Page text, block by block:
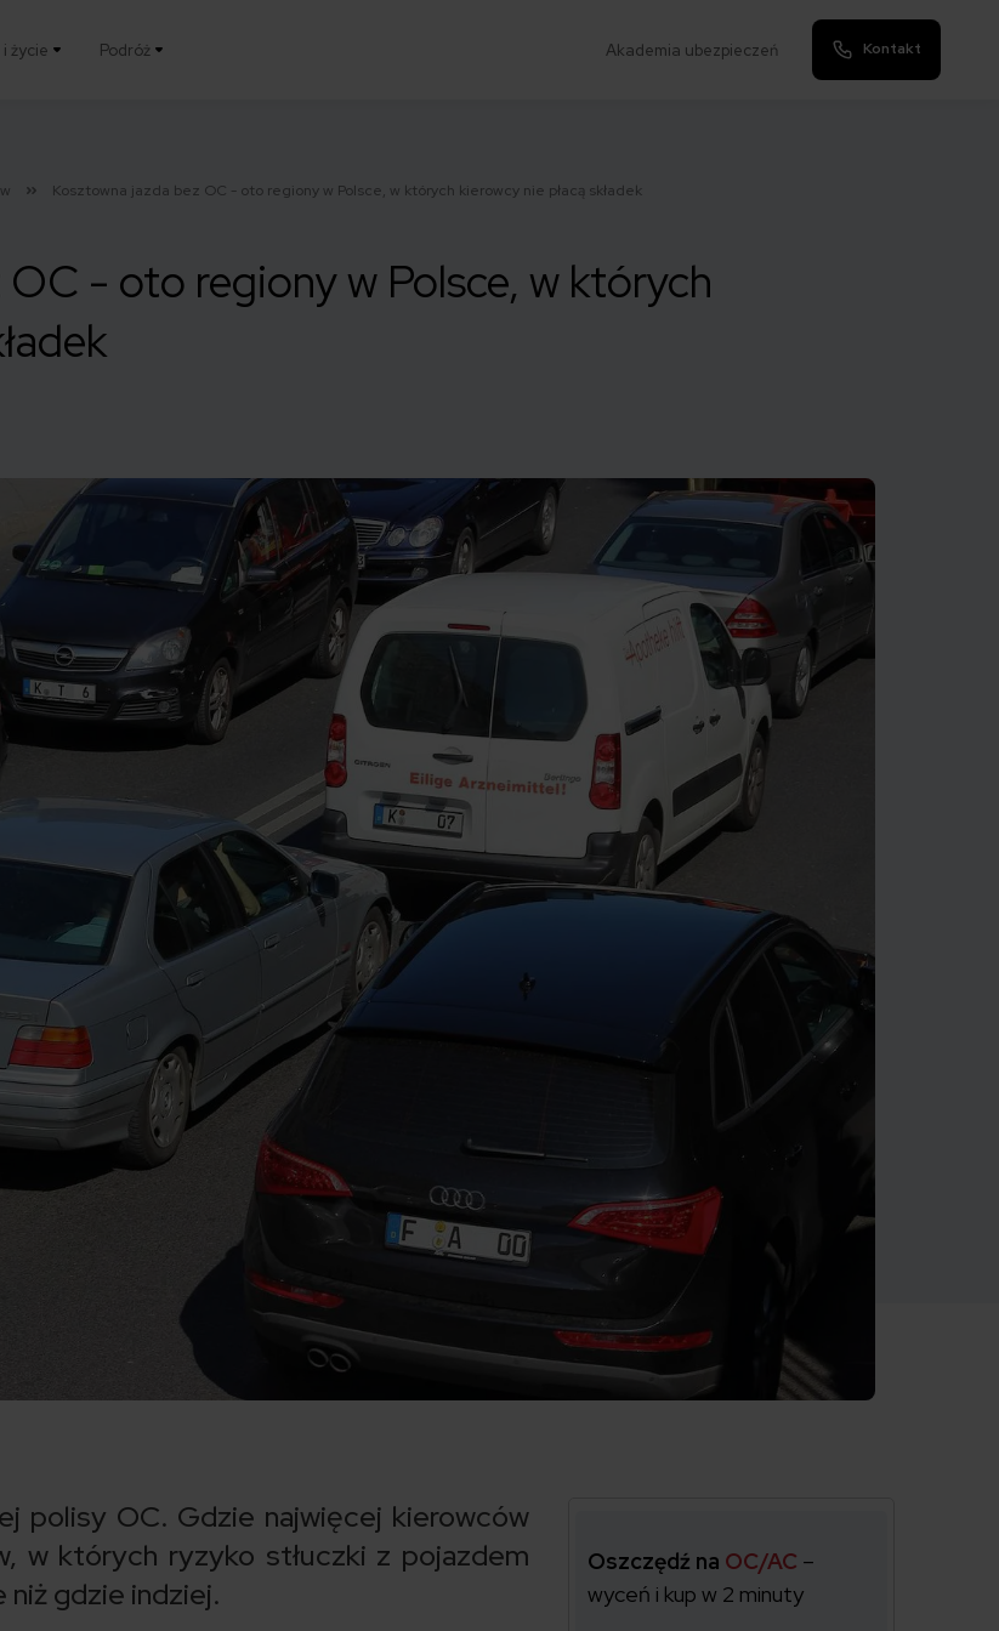
życie Podróż Akademia ubezpieczeń Kontakt
Kosztowna jazda bez OC - oto regiony w Polsce, w których kierowcy nie płacą składek
OC - oto regiony w Polsce, w których
polisy OC. Gdzie najwięcej kierowców
w których ryzyko stłuczki z pojazdem
niż gdzie indziej.
Oszczędź na OC/AC –
wyceń i kup w 2 minuty